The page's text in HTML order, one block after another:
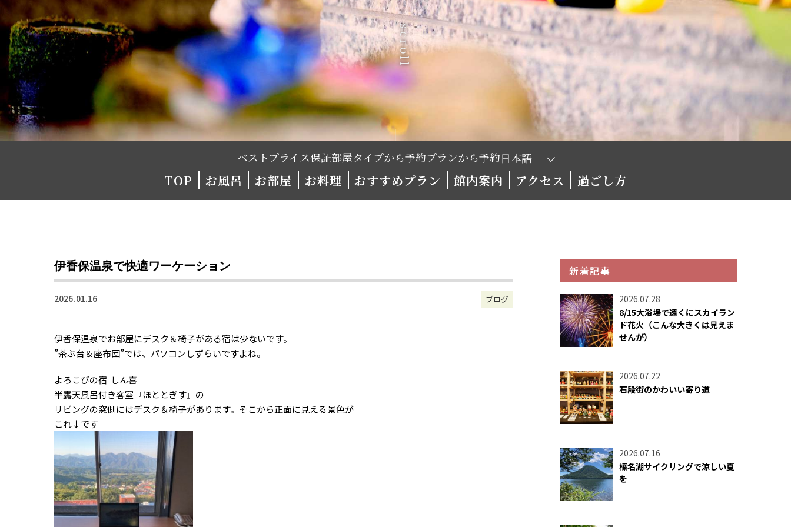
scroll
ベストプライス保証部屋タイプから予約プランから予約
TOP お風呂 お部屋 お料理 おすすめプラン 館内案内 アクセス 過ごし方
伊香保温泉で快適ワーケーション
ブログ
2026.01.16
伊香保温泉でお部屋にデスク＆椅子がある宿は少ないです。
”茶ぶ台＆座布団”では、パソコンしずらいですよね。
よろこびの宿 しん喜
半露天風呂付き客室『ほととぎす』の
リビングの窓側にはデスク＆椅子があります。そこから正面に見える景色が
これ↓です
新着記事
2026.07.28
8/15大浴場で遠くにスカイラン
ド花火（こんな大きくは見えま
せんが）
2026.07.22
石段街のかわいい寄り道
2026.07.16
榛名湖サイクリングで涼しい夏
を